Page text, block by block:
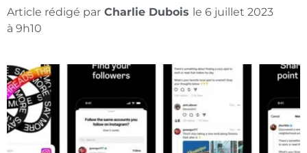
Article rédigé par Charlie Dubois le 6 juillet 2023
à 9h10